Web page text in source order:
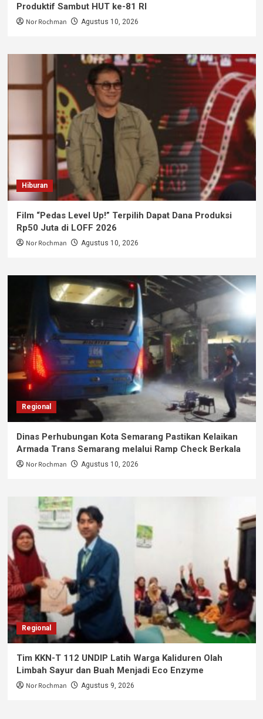
Produktif Sambut HUT ke-81 RI
Nor Rochman Agustus 10, 2026
Hiburan
Film “Pedas Level Up!” Terpilih Dapat Dana Produksi
Rp50 Juta di LOFF 2026
Nor Rochman Agustus 10, 2026
Regional
Dinas Perhubungan Kota Semarang Pastikan Kelaikan
Armada Trans Semarang melalui Ramp Check Berkala
Nor Rochman Agustus 10, 2026
Regional
Tim KKN-T 112 UNDIP Latih Warga Kaliduren Olah
Limbah Sayur dan Buah Menjadi Eco Enzyme
Nor Rochman Agustus 9, 2026